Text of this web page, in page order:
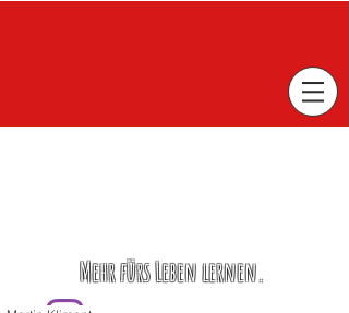
Mehr fürs Leben lernen.